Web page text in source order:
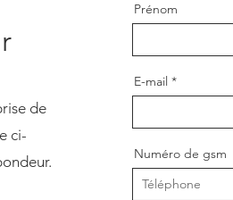
de
ci-
Prénom
E-mail
Numéro de gsm